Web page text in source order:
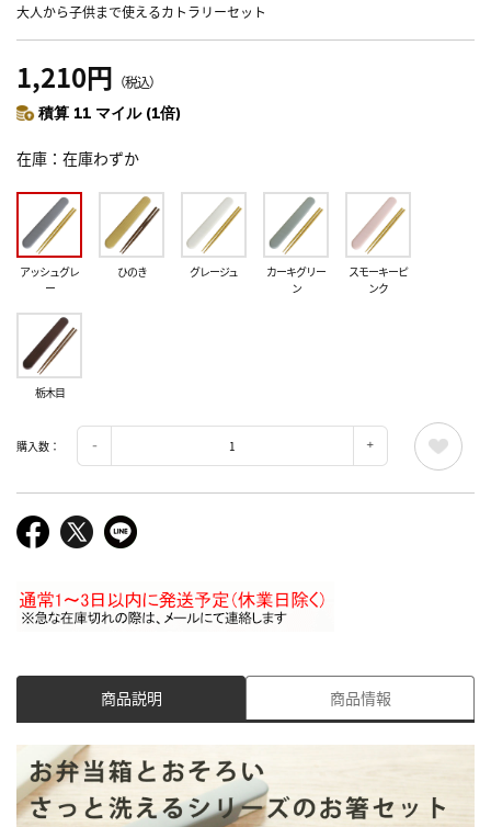
大人から子供まで使えるカトラリーセット
1,210円 （税込）
積算 11 マイル (1倍)
在庫 在庫わずか
アッシュグレ
ー
ひのき グレージュ
カーキグリー
ン
スモーキーピ
ンク
栃木目
購入数：
商品説明 商品情報